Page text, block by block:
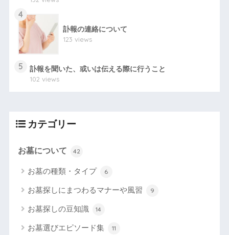
4
訃報の連絡について
123 views
5
訃報を聞いた、或いは伝える際に行うこと
102 views
カテゴリー
お墓について 42
お墓の種類・タイプ 6
お墓探しにまつわるマナーや風習 9
お墓探しの豆知識 14
お墓選びエピソード集 11